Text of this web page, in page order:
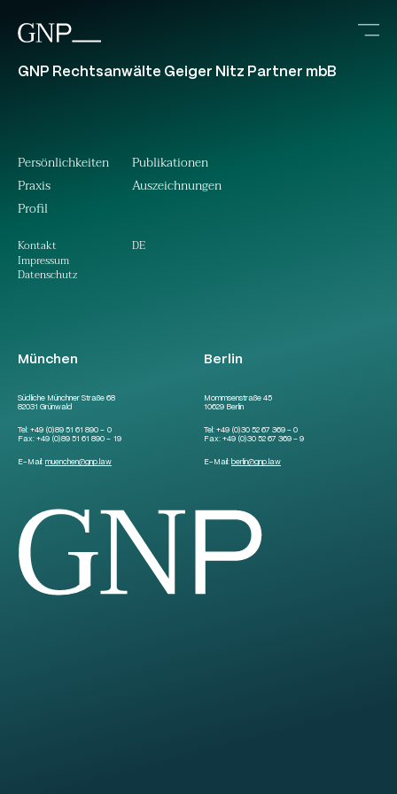
GNP Rechtsanwälte Geiger Nitz Partner mbB
München
Südliche Münchner Straße 68
82031 Grünwald
Tel:+49 (0)89 51 61 890 – 0
Fax:+49 (0)89 51 61 890 – 19
E-Mail:muenchen@gnp.law
Berlin
Mommsenstraße 45
10629 Berlin
Tel: +49 (0)30 52 67 369 – 0
Fax: +49 (0)30 52 67 369 – 9
E-Mail: berlin@gnp.law
Persönlichkeiten
Praxis
Profil
Kontakt
Impressum
Datenschutz
Publikationen
Auszeichnungen
DE